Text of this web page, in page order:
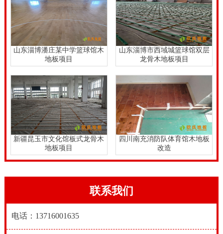
山东淄博潘庄某中学篮球馆木
地板项目
山东淄博市西域城篮球馆双层
龙骨木地板项目
新疆昆玉市文化馆板式龙骨木
地板项目
四川南充消防队体育馆木地板
改造
联系我们
电话：13716001635